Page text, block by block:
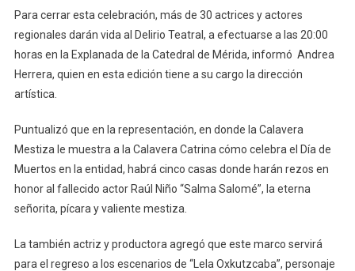
Para cerrar esta celebración, más de 30 actrices y actores
regionales darán vida al Delirio Teatral, a efectuarse a las 20:00
horas en la Explanada de la Catedral de Mérida, informó Andrea
Herrera, quien en esta edición tiene a su cargo la dirección
artística.
Puntualizó que en la representación, en donde la Calavera
Mestiza le muestra a la Calavera Catrina cómo celebra el Día de
Muertos en la entidad, habrá cinco casas donde harán rezos en
honor al fallecido actor Raúl Niño “Salma Salomé”, la eterna
señorita, pícara y valiente mestiza.
La también actriz y productora agregó que este marco servirá
para el regreso a los escenarios de “Lela Oxkutzcaba”, personaje